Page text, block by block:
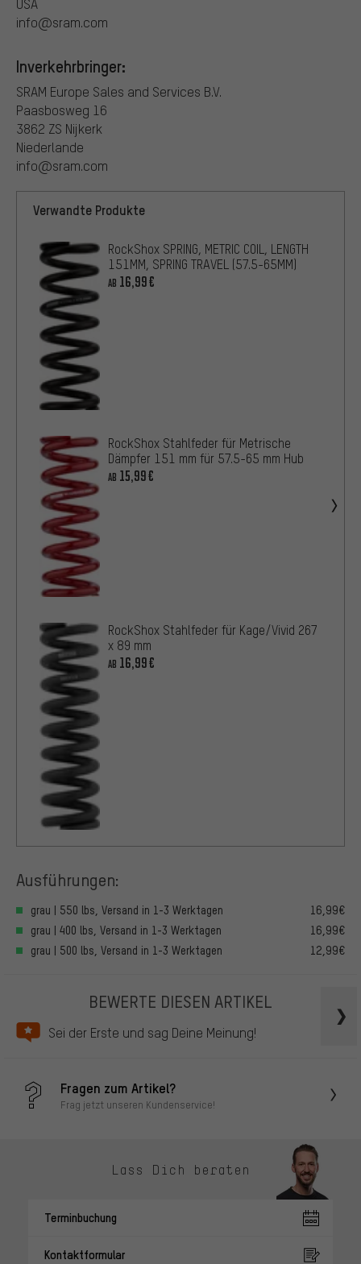
info@sram.com
Inverkehrbringer:
SRAM Europe Sales and Services B.V.
Paasbosweg 16
3862 ZS Nijkerk
Niederlande
info@sram.com
Verwandte Produkte
RockShox SPRING, METRIC COIL, LENGTH
151MM, SPRING TRAVEL (57.5-65MM)
AB 16,99€
RockShox Stahlfeder für Metrische
Dämpfer 151 mm für 57.5-65 mm Hub
AB 15,99€
RockShox Stahlfeder für Kage/Vivid 267
x 89 mm
AB 16,99€
Ausführungen:
grau | 550 lbs, Versand in 1-3 Werktagen
16,99€
grau | 400 lbs, Versand in 1-3 Werktagen
16,99€
grau | 500 lbs, Versand in 1-3 Werktagen
12,99€
BEWERTE DIESEN ARTIKEL
Sei der Erste und sag Deine Meinung!
Fragen zum Artikel?
Frag jetzt unseren Kundenservice!
Lass Dich beraten
Terminbuchung
Kontaktformular